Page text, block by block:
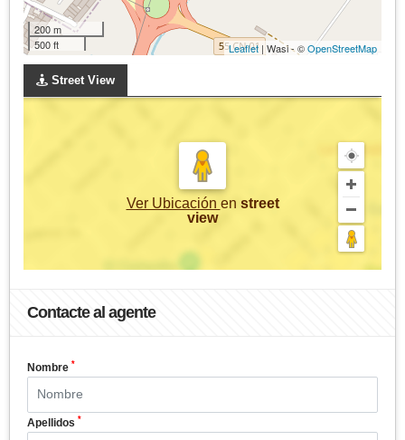
200 m
500 ft
Leaflet | Wasi - ©OpenStreetMap
Street View
Ver Ubicación en street
view
Contacte al agente
Nombre *
Apellidos *